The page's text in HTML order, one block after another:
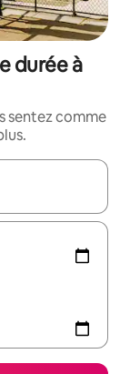
durée à
sentez comme
flèches vers le